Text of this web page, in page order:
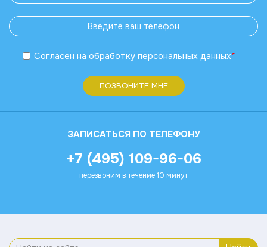
Согласен на обработку персональных данных*
ПОЗВОНИТЕ МНЕ
ЗАПИСАТЬСЯ ПО ТЕЛЕФОНУ
+7 (495) 109-96-06
перезвоним в течение 10 минут